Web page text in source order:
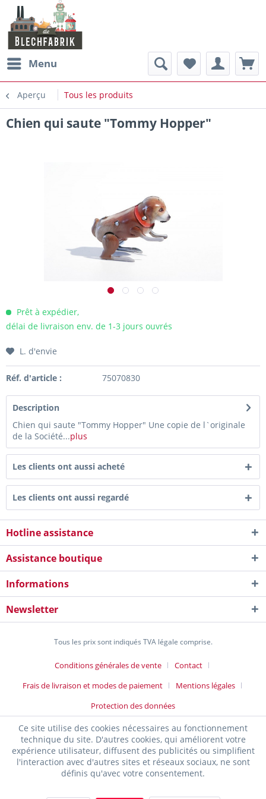
Menu
Aperçu Tous les produits
Chien qui saute "Tommy Hopper"
Prêt à expédier,
délai de livraison env. de 1-3 jours ouvrés
L. d'envie
Réf. d'article : 75070830
Description
Chien qui saute "Tommy Hopper" Une copie de l`originale
de la Société...plus
Les clients ont aussi acheté
Les clients ont aussi regardé
Hotline assistance
Assistance boutique
Informations
Newsletter
Tous les prix sont indiqués TVA légale comprise.
Conditions générales de vente
Contact
Frais de livraison et modes de paiement
Mentions légales
Protection des données
Ce site utilise des cookies nécessaires au fonctionnement
technique du site. D'autres cookies, qui améliorent votre
expérience utilisateur, diffusent des publicités ou simplifient
l'interaction avec d'autres sites et réseaux sociaux, ne sont
définis qu'avec votre consentement.